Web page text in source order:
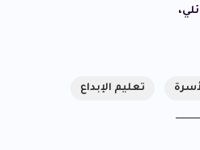
تعليم الإبداع